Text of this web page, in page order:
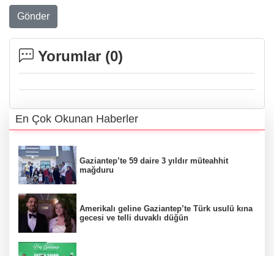
Gönder
Yorumlar (0)
En Çok Okunan Haberler
Gaziantep’te 59 daire 3 yıldır müteahhit
mağduru
Amerikalı geline Gaziantep’te Türk usulü kına
gecesi ve telli duvaklı düğün